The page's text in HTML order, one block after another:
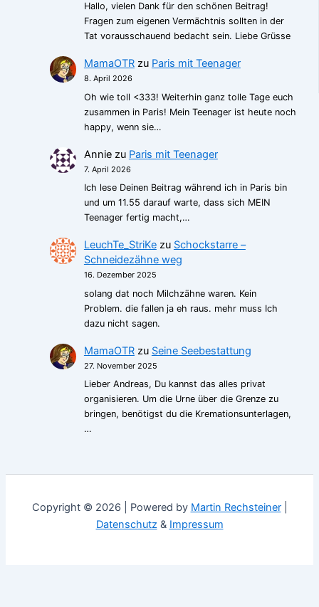
Hallo, vielen Dank für den schönen Beitrag!
Fragen zum eigenen Vermächtnis sollten in der
Tat vorausschauend bedacht sein. Liebe Grüsse
MamaOTRzu Paris mit Teenager
8. April 2026
Oh wie toll <333! Weiterhin ganz tolle Tage euch
zusammen in Paris! Mein Teenager ist heute noch
happy, wenn sie…
Anniezu Paris mit Teenager
7. April 2026
Ich lese Deinen Beitrag während ich in Paris bin
und um 11.55 darauf warte, dass sich MEIN
Teenager fertig macht,…
LeuchTe_StriKezu Schockstarre –
Schneidezähne weg
16. Dezember 2025
solang dat noch Milchzähne waren. Kein
Problem. die fallen ja eh raus. mehr muss Ich
dazu nicht sagen.
MamaOTRzu Seine Seebestattung
27. November 2025
Lieber Andreas, Du kannst das alles privat
organisieren. Um die Urne über die Grenze zu
bringen, benötigst du die Kremationsunterlagen,
…
Copyright © 2026 | Powered by Martin Rechsteiner|
Datenschutz& Impressum